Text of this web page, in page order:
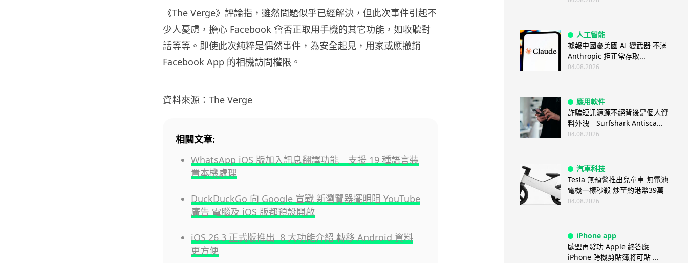
《The Verge》評論指，雖然問題似乎已經解決，但此次事件引起不
少人憂慮，擔心 Facebook 會否正取用手機的其它功能，如收聽對
話等等。即使此次純粹是偶然事件，為安全起見，用家或應撤銷
Facebook App 的相機訪問權限。
資料來源：The Verge
相關文章:
WhatsApp iOS 版加入訊息翻譯功能 支援 19 種語言裝
置本機處理
DuckDuckGo 向 Google 宣戰 新瀏覽器擺明阻 YouTube
廣告 電腦及 iOS 版都預設開啟
iOS 26.3 正式版推出 8 大功能介紹 轉移 Android 資料
更方便
人工智能
據報中國憂美國 AI 變武器 不滿
Anthropic 拒正常存取...
04.08.2026
應用軟件
詐騙短訊源源不絕背後是個人資
料外洩 Surfshark Antisca...
04.08.2026
汽車科技
Tesla 無預警推出兒童車 無電池
電機一樣秒殺 炒至約港幣39萬
04.08.2026
iPhone app
歐盟再發功 Apple 終答應
iPhone 跨機剪貼簿將可貼 ...